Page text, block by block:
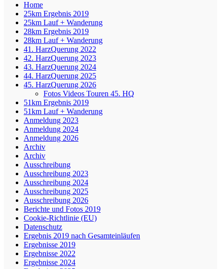
Home
25km Ergebnis 2019
25km Lauf + Wanderung
28km Ergebnis 2019
28km Lauf + Wanderung
41. HarzQuerung 2022
42. HarzQuerung 2023
43. HarzQuerung 2024
44. HarzQuerung 2025
45. HarzQuerung 2026
Fotos Videos Touren 45. HQ
51km Ergebnis 2019
51km Lauf + Wanderung
Anmeldung 2023
Anmeldung 2024
Anmeldung 2026
Archiv
Archiv
Ausschreibung
Ausschreibung 2023
Ausschreibung 2024
Ausschreibung 2025
Ausschreibung 2026
Berichte und Fotos 2019
Cookie-Richtlinie (EU)
Datenschutz
Ergebnis 2019 nach Gesamteinläufen
Ergebnisse 2019
Ergebnisse 2022
Ergebnisse 2024